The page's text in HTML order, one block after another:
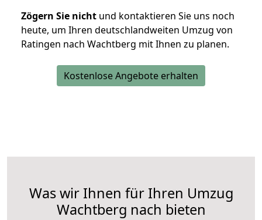
Zögern Sie nicht und kontaktieren Sie uns noch
heute, um Ihren deutschlandweiten Umzug von
Ratingen nach Wachtberg mit Ihnen zu planen.
Kostenlose Angebote erhalten
Was wir Ihnen für Ihren Umzug
Wachtberg nach bieten